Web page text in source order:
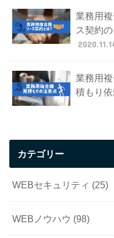
業務用
ス契約
業務用
積もり
カテゴリー
WEBセキュリティ (25)
WEBノウハウ (98)